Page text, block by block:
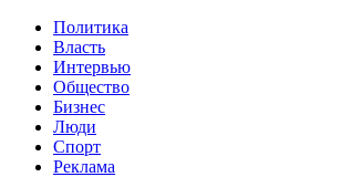
Политика
Власть
Интервью
Общество
Бизнес
Люди
Спорт
Реклама